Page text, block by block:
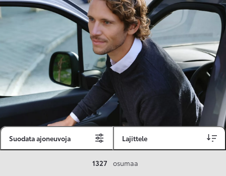
Suodata ajoneuvoja Lajittele
1327 osumaa